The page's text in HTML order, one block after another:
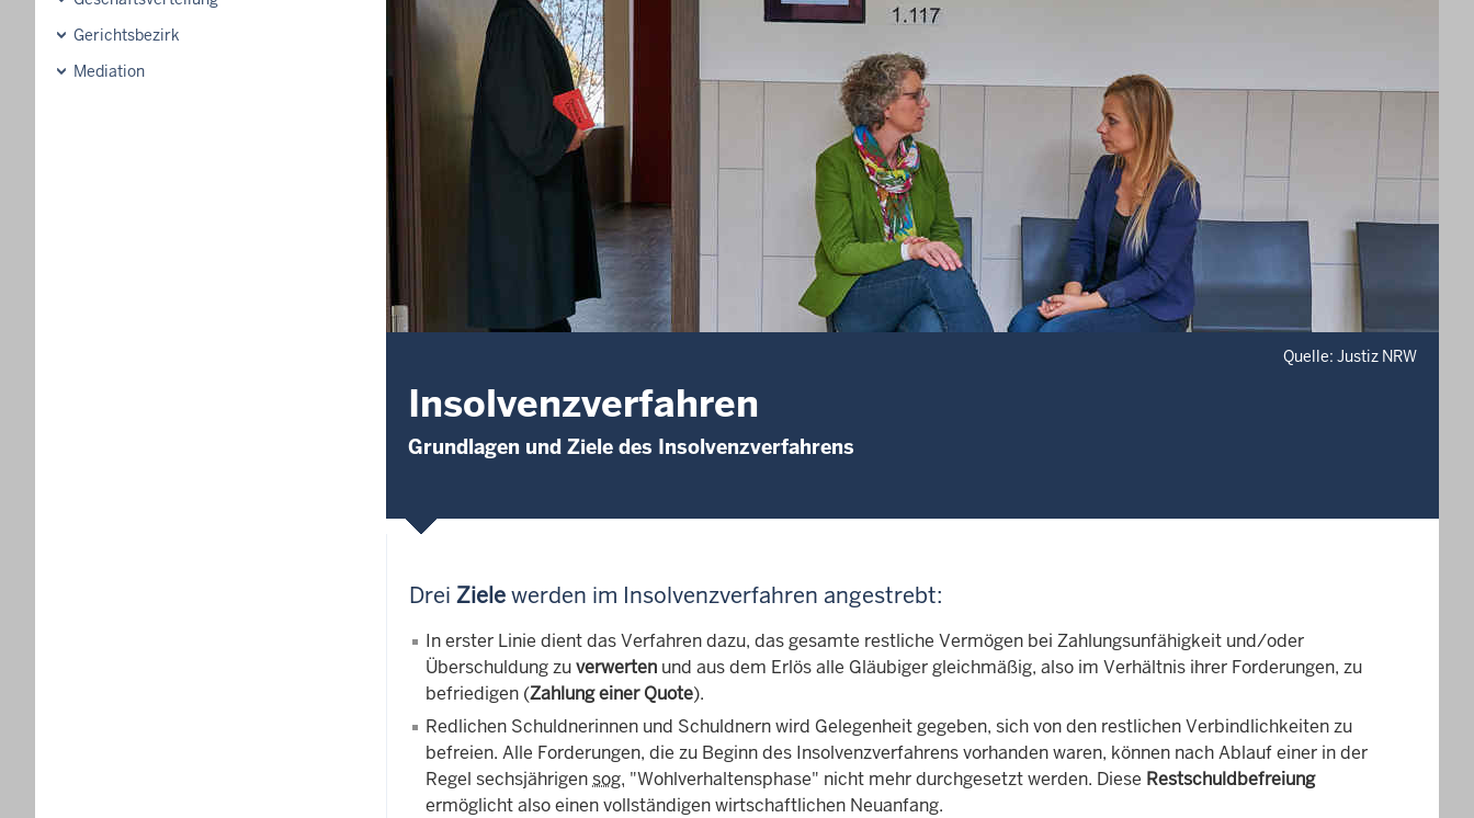
Gerichtsbezirk
Mediation
Quelle: Justiz NRW
Insolvenzverfahren
Grundlagen und Ziele des Insolvenzverfahrens
Drei Zielewerden im Insolvenzverfahren angestrebt:
In erster Linie dient das Verfahren dazu, das gesamte restliche Vermögen bei Zahlungsunfähigkeit und/oder
Überschuldung zuverwerten und aus dem Erlös alle Gläubiger gleichmäßig, also im Verhältnis ihrer Forderungen, zu
befriedigen (Zahlung einer Quote).
Redlichen Schuldnerinnen und Schuldnern wird Gelegenheit gegeben, sich von den restlichen Verbindlichkeiten zu
befreien. Alle Forderungen, die zu Beginn des Insolvenzverfahrens vorhanden waren, können nach Ablauf einer in der
Regel sechsjährigensog. "Wohlverhaltensphase" nicht mehr durchgesetzt werden. Diese Restschuldbefreiung
ermöglicht also einen vollständigen wirtschaftlichen Neuanfang.